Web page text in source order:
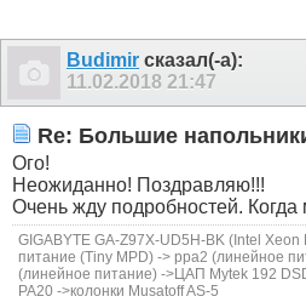
Budimir сказал(-а):
11.02.2018 21:47
Re: Большие
Ого!
Неожиданно! Поздравляю!!!
Очень жду подробностей.
GIGABYTE GA-Z97X-UD5H-BK (Intel
питание (Tiny MPD) -> ppa2 (линейное
(линейное питание) ->ЦАП Mytek 192
РА20 ->колонки Musatoff AS-5